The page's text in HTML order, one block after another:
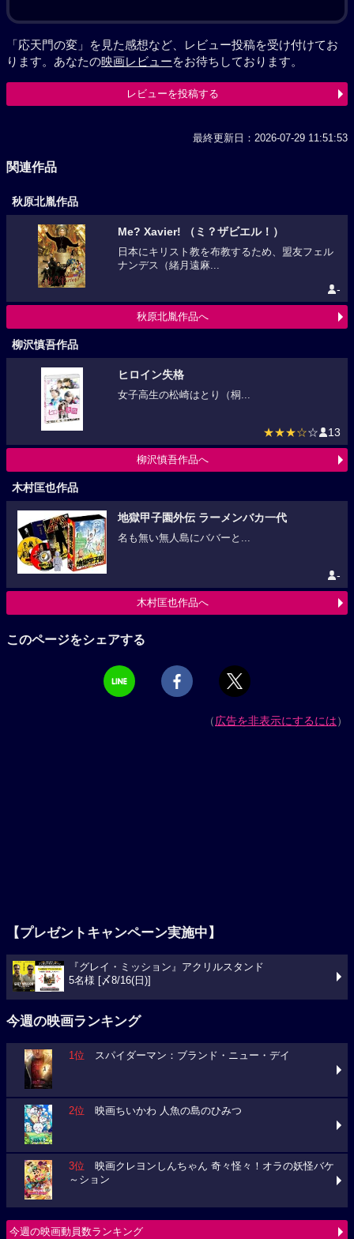
「応天門の変」を見た感想など、レビュー投稿を受け付けてお
ります。あなたの映画レビューをお待ちしております。
レビューを投稿する
最終更新日：2026-07-29 11:51:53
関連作品
秋原北胤作品
Me? Xavier! （ミ？ザビエル！）
日本にキリスト教を布教するため、盟友フェル
ナンデス（緒月遠麻...
-
秋原北胤作品へ
柳沢慎吾作品
ヒロイン失格
女子高生の松崎はとり（桐...
★★★☆☆ 13
柳沢慎吾作品へ
木村匡也作品
地獄甲子園外伝 ラーメンバカ一代
名も無い無人島にババーと...
-
木村匡也作品へ
このページをシェアする
（広告を非表示にするには）
【プレゼントキャンペーン実施中】
『グレイ・ミッション』アクリルスタンド
5名様 [〆8/16(日)]
今週の映画ランキング
1位 スパイダーマン：ブランド・ニュー・デイ
2位 映画ちいかわ 人魚の島のひみつ
3位 映画クレヨンしんちゃん 奇々怪々！オラの妖怪バケ
～ション
今週の映画動員数ランキング